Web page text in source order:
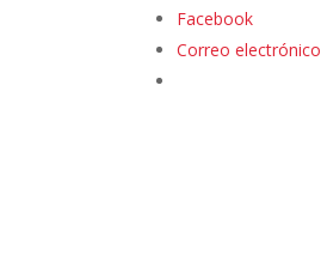
Facebook
Correo electrónico